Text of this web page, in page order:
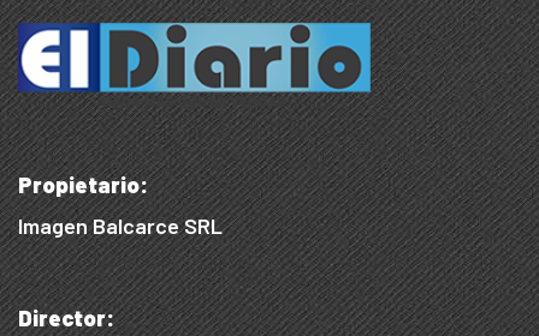
Propietario:
Imagen Balcarce SRL
Director: